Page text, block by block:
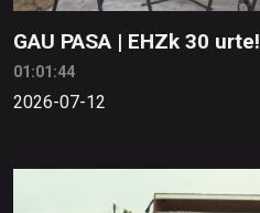
GAU PASA | EHZk 30 urte!
01:01:44
2026-07-12